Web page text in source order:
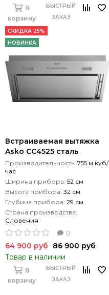
В
корзину
БЫСТРЫЙ
ЗАКАЗ
СКИДКА 25%
НОВИНКА
Встраиваемая вытяжка
Asko CC4525 сталь
Производительность: 755 м.куб/
час
Ширина прибора: 52 см
Высота прибора: 32 см
Глубина прибора: 29 см
Страна производства:
Словения
0
64 900 руб 86 900 руб
Товар в наличии
В
корзину
БЫСТРЫЙ
ЗАКАЗ